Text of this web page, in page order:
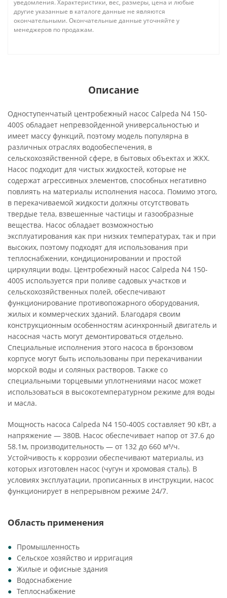
уведомления. Характеристики, вес, размеры, цена и любые
другие указанные в каталоге данные не являются
окончательными. Окончательные данные уточняйте у
менеджеров по продажам.
Описание
Одноступенчатый центробежный насос Calpeda N4 150-
400S обладает непревзойденной универсальностью и
имеет массу функций, поэтому модель популярна в
различных отраслях водообеспечения, в
сельскохозяйственной сфере, в бытовых объектах и ЖКХ.
Насос подходит для чистых жидкостей, которые не
содержат агрессивных элементов, способных негативно
повлиять на материалы исполнения насоса. Помимо этого,
в перекачиваемой жидкости должны отсутствовать
твердые тела, взвешенные частицы и газообразные
вещества. Насос обладает возможностью
эксплуатирования как при низких температурах, так и при
высоких, поэтому подходят для использования при
теплоснабжении, кондиционировании и простой
циркуляции воды. Центробежный насос Calpeda N4 150-
400S используется при поливе садовых участков и
сельскохозяйственных полей, обеспечивают
функционирование противопожарного оборудования,
жилых и коммерческих зданий. Благодаря своим
конструкционным особенностям асинхронный двигатель и
насосная часть могут демонтироваться отдельно.
Специальные исполнения этого насоса в бронзовом
корпусе могут быть использованы при перекачивании
морской воды и соляных растворов. Также со
специальными торцевыми уплотнениями насос может
использоваться в высокотемпературном режиме для воды
и масла.
Мощность насоса Calpeda N4 150-400S составляет 90 кВт, а
напряжение — 380В. Насос обеспечивает напор от 37.6 до
58.1м, производительность — от 132 до 660 м³/ч.
Устойчивость к коррозии обеспечивают материалы, из
которых изготовлен насос (чугун и хромовая сталь). В
условиях эксплуатации, прописанных в инструкции, насос
функционирует в непрерывном режиме 24/7.
Область применения
Промышленность
Сельское хозяйство и ирригация
Жилые и офисные здания
Водоснабжение
Теплоснабжение